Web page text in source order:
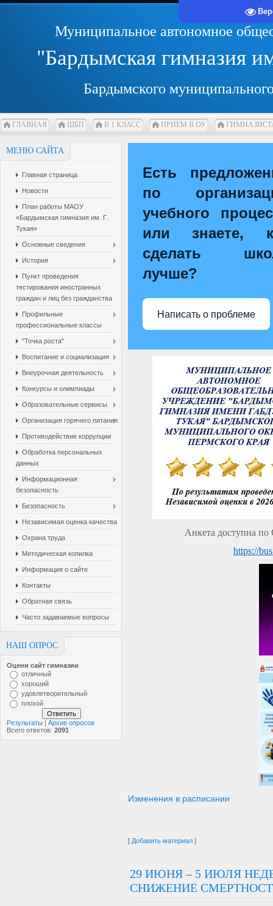
Муниципальное автономное
"Бардымская гимназия
Бардымского
ГЛАВНАЯ ШБП В 1 КЛАСС ПРИЕМ В ОУ
МЕНЮ САЙТА
Главная страница
Новости
План работы МАОУ
«Бардымская гимназия им. Г.
Тукая»
Основные сведения
История
Пункт проведения
тестирования иностранных
граждан и лиц без гражданства
Профильные
профессиональные классы
"Точка роста"
Воспитание и социализация
Внеурочная деятельность
Конкурсы и олимпиады
Образовательные сервисы
Организация горячего питания
Противодействие коррупции
Обработка персональных
данных
Информационная
безопасность
Безопасность
Независимая оценка качества
Охрана труда
Методическая копилка
Информация о сайте
Контакты
Обратная связь
Часто задаваемые вопросы
НАШ ОПРОС
Оцени сайт гимназии
отличный
хороший
удовлетворительный
плохой
Результаты | Архив опросов
Всего ответов: 2091
Есть
по
учебного
или знаете,
сделать
лучше?
Написать о проблеме
Анкета доступна по
https://
Изменения в расписании
[ Добавить материал ]
29 ИЮНЯ – 5 ИЮЛЯ
СНИЖЕНИЕ